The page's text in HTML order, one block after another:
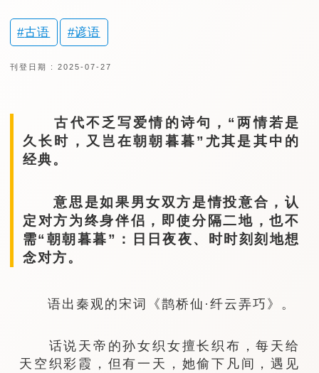
古语 谚语
刊登日期 : 2025-07-27
古代不乏写爱情的诗句，“两情若是
久长时，又岂在朝朝暮暮”尤其是其中的
经典。
意思是如果男女双方是情投意合，认
定对方为终身伴侣，即使分隔二地，也不
需“朝朝暮暮”：日日夜夜、时时刻刻地想
念对方。
语出秦观的宋词《鹊桥仙·纤云弄巧》。
话说天帝的孙女织女擅长织布，每天给
天空织彩霞，但有一天，她偷下凡间，遇见